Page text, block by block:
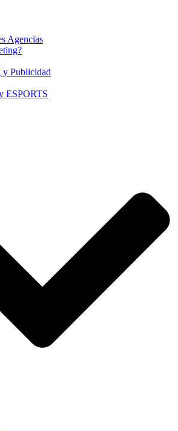
Agencias
Publicidad
ESPORTS